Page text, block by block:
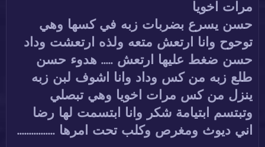
مرات اخويا
حسن يسرع بضربات زبه في كسها وهي
توحوح وانا ارتعش متعه ولذه ارتعشت وداد
حسن ضغط عليها ارتعش ..... هدوء حسن
طلع زبه من كس وداد وانا اشوف لبن زبه
ينزل من كس مرات اخويا وهي تبصلي
وتبتسم ابتيامة شكر وانا ابتسمت لها رضا
اني ديوث ومغرص وكلب تحت امرها ................